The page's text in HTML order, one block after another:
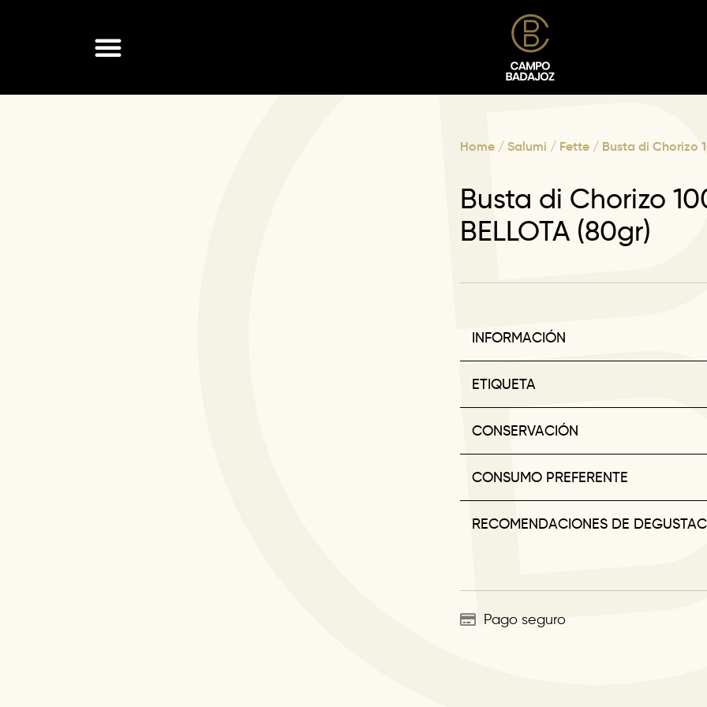
Home/ Salumi / Fette/ Busta di Chorizo
Busta di Chorizo
BELLOTA (80gr)
INFORMACIÓN
ETIQUETA
CONSERVACIÓN
CONSUMO PREFERENTE
RECOMENDACIONES DE
Pago seguro